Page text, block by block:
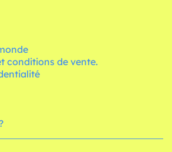
conditions de vente.